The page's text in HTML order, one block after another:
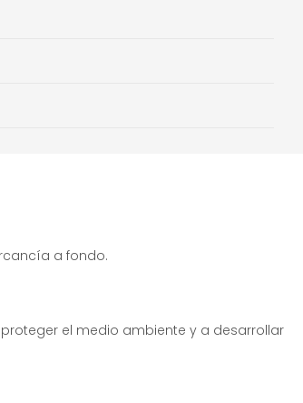
a fondo.
el medio ambiente y a desarrollar